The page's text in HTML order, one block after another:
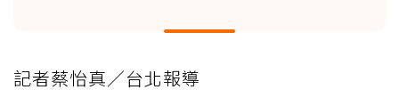
記者蔡怡真／台北報導